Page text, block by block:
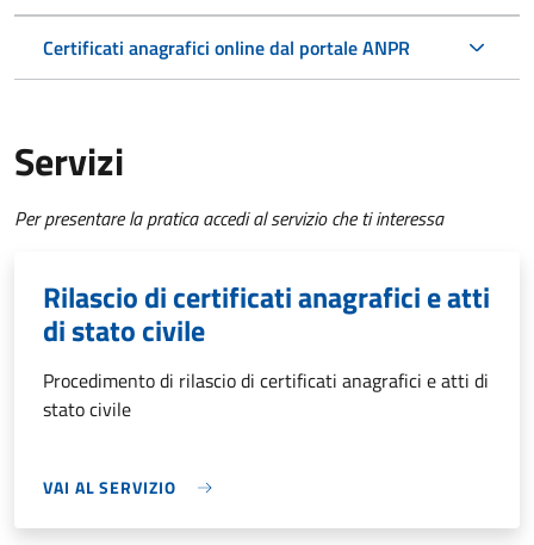
Certificati anagrafici online dal portale ANPR
Servizi
Per presentare la pratica accedi al servizio che ti interessa
Rilascio di certificati anagrafici e atti
di stato civile
Procedimento di rilascio di certificati anagrafici e atti di
stato civile
VAI AL SERVIZIO